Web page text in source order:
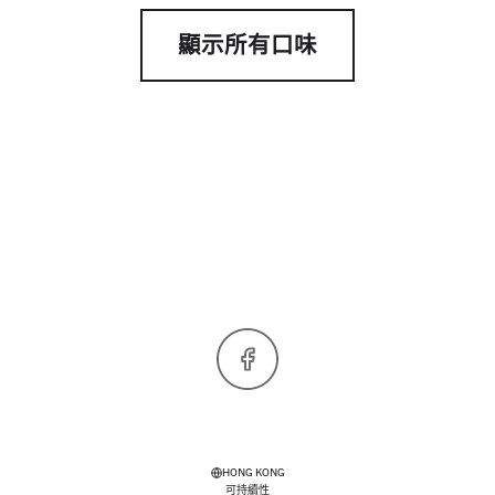
顯示所有口味
HONG KONG
可持續性